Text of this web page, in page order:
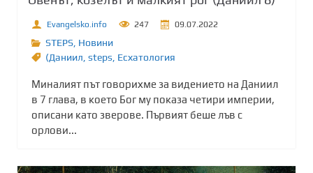
Evangelsko.info 247 09.07.2022
STEPS, Новини
(Даниил, steps, Есхатология
Миналият път говорихме за видението на Даниил
в 7 глава, в което Бог му показа четири империи,
описани като зверове. Първият беше лъв с
орлови...